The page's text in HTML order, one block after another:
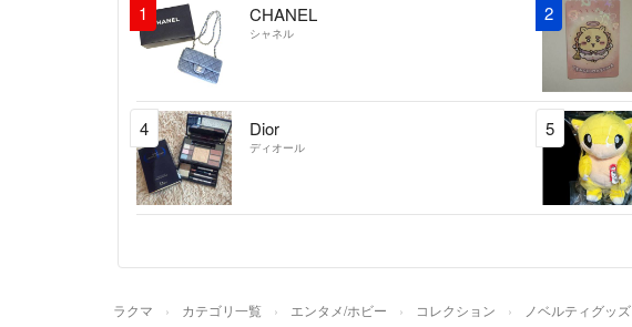
1 CHANEL
シャネル
2
4 Dior
ディオール
5
ラクマ カテゴリ一覧 エンタメ/ホビー コレクション ノベルティグッズ